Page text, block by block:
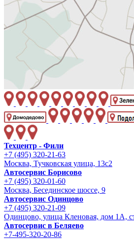
Техцентр - Фили
+7 (495) 320-21-63
Москва, Тучковская улица, 13с2
Автосервис Борисово
+7 (495) 320-01-60
Москва, Бесединское шоссе, 9
Автосервис Одинцово
+7 (495) 320-21-09
Одинцово, улица Кленовая, дом 1А,
Автосервис в Беляево
+7-495-320-20-86